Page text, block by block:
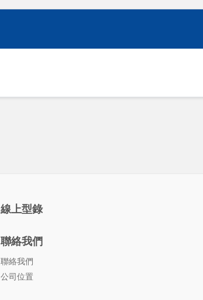
線上型錄
聯絡我們
聯絡我們
公司位置